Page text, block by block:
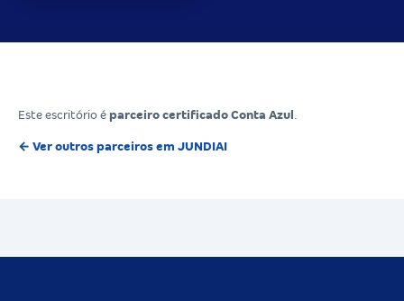
Este escritório é parceiro certificado Conta Azul
← Ver outros parceiros em JUNDIAI